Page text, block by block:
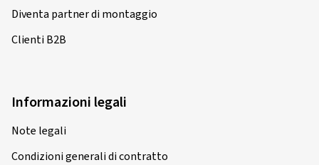
Diventa partner di montaggio
Clienti B2B
Informazioni legali
Note legali
Condizioni generali di contratto